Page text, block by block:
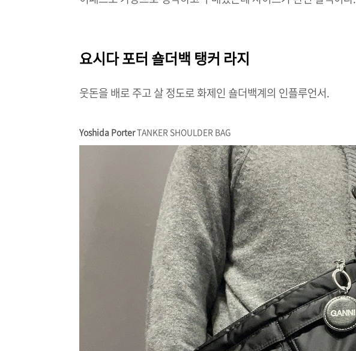
요시다 포터 숄더백 탱커 라지
웃돈을 배로 주고 살 정도로 화제인 숄더백계의 인플루언서.
Yoshida PorterTANKER SHOULDER BAG